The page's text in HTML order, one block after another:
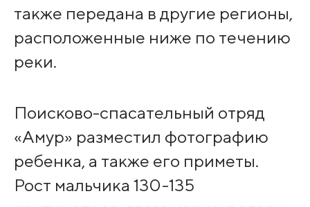
также передана в другие регионы,
расположенные ниже по течению
реки.
Поисково-спасательный отряд
«Амур» разместил фотографию
ребенка, а также его приметы.
Рост мальчика 130-135